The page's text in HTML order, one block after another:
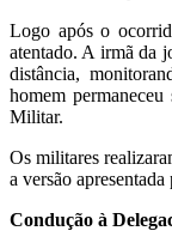
Logo após o
atentado. A irmã da
distância,
homem
Militar.
Os militares
a versão apresentada
Condução à